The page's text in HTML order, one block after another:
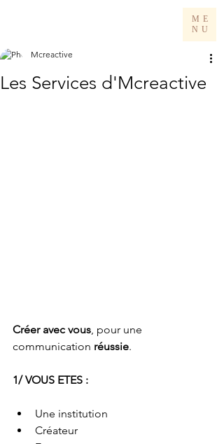
ME
NU
Les Services d'Mcreactive
Mcreactive
Créer avec vous, pour une
communication réussie.
1/ VOUS ETES :
Une institution
Créateur